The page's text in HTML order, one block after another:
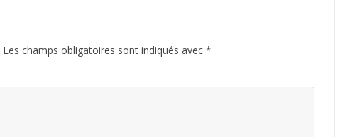
Les champs obligatoires sont indiqués avec *